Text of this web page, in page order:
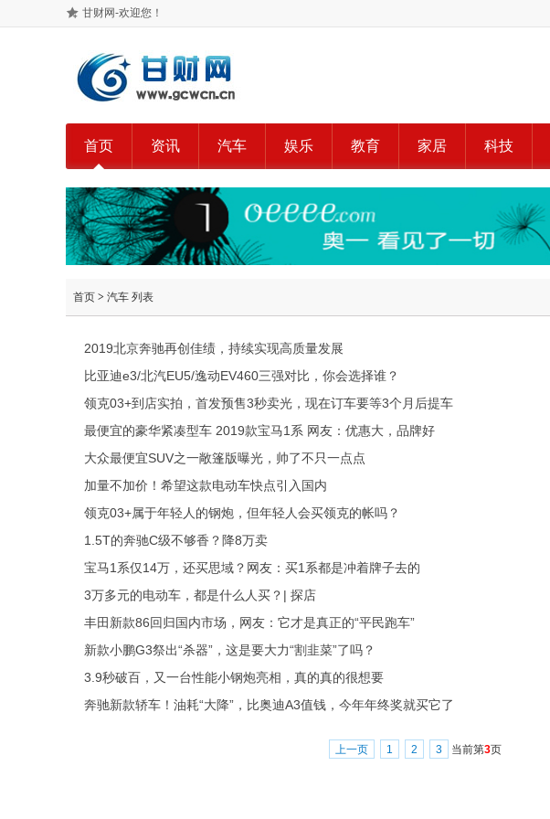
甘财网-欢迎您！
首页 资讯 汽车 娱乐 教育 家居 科技
首页 > 汽车 列表
2019北京奔驰再创佳绩，持续实现高质量发展
比亚迪e3/北汽EU5/逸动EV460三强对比，你会选择谁？
领克03+到店实拍，首发预售3秒卖光，现在订车要等3个月后提车
最便宜的豪华紧凑型车 2019款宝马1系 网友：优惠大，品牌好
大众最便宜SUV之一敞篷版曝光，帅了不只一点点
加量不加价！希望这款电动车快点引入国内
领克03+属于年轻人的钢炮，但年轻人会买领克的帐吗？
1.5T的奔驰C级不够香？降8万卖
宝马1系仅14万，还买思域？网友：买1系都是冲着牌子去的
3万多元的电动车，都是什么人买？| 探店
丰田新款86回归国内市场，网友：它才是真正的“平民跑车”
新款小鹏G3祭出“杀器”，这是要大力“割韭菜”了吗？
3.9秒破百，又一台性能小钢炮亮相，真的真的很想要
奔驰新款轿车！油耗“大降”，比奥迪A3值钱，今年年终奖就买它了
上一页 1 2 3 当前第3页